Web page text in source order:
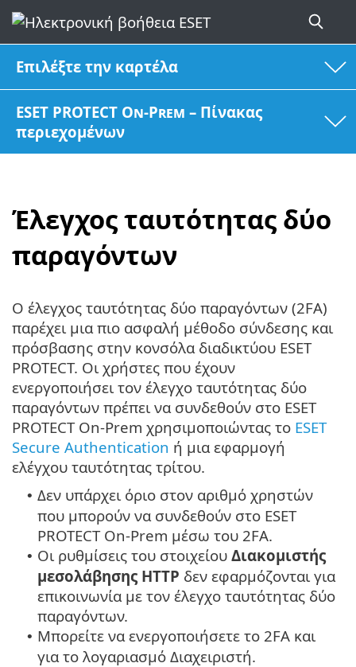
Επιλέξτε την καρτέλα
ESET PROTECT On-Prem – Πίνακας
περιεχομένων
Έλεγχος ταυτότητας δύο
παραγόντων
Ο έλεγχος ταυτότητας δύο παραγόντων (2FA)
παρέχει μια πιο ασφαλή μέθοδο σύνδεσης και
πρόσβασης στην κονσόλα διαδικτύου ESET
PROTECT. Οι χρήστες που έχουν
ενεργοποιήσει τον έλεγχο ταυτότητας δύο
παραγόντων πρέπει να συνδεθούν στο ESET
PROTECT On-Prem χρησιμοποιώντας το ESET
Secure Authentication ή μια εφαρμογή
ελέγχου ταυτότητας τρίτου.
• Δεν υπάρχει όριο στον αριθμό χρηστών
που μπορούν να συνδεθούν στο ESET
PROTECT On-Prem μέσω του 2FA.
• Οι ρυθμίσεις του στοιχείου Διακομιστής
μεσολάβησης HTTP δεν εφαρμόζονται για
επικοινωνία με τον έλεγχο ταυτότητας δύο
παραγόντων.
• Μπορείτε να ενεργοποιήσετε το 2FA και
για το λογαριασμό Διαχειριστή.